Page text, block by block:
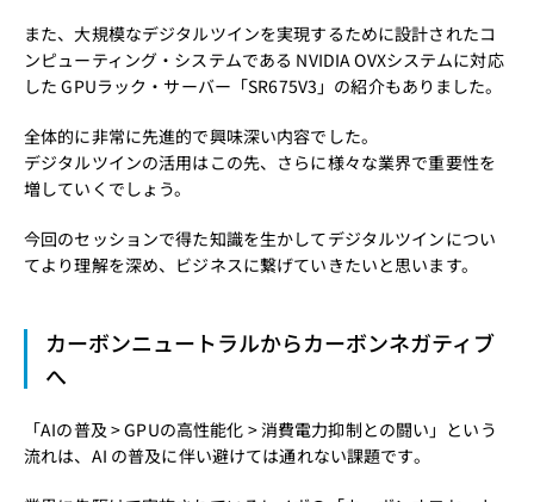
また、大規模なデジタルツインを実現するために設計されたコ
ンピューティング・システムである NVIDIA OVXシステムに対応
した GPUラック・サーバー「SR675V3」の紹介もありました。
全体的に非常に先進的で興味深い内容でした。
デジタルツインの活用はこの先、さらに様々な業界で重要性を
増していくでしょう。
今回のセッションで得た知識を生かしてデジタルツインについ
てより理解を深め、ビジネスに繋げていきたいと思います。
カーボンニュートラルからカーボンネガティブ
へ
「AIの普及 > GPUの高性能化 > 消費電力抑制との闘い」という
流れは、AI の普及に伴い避けては通れない課題です。